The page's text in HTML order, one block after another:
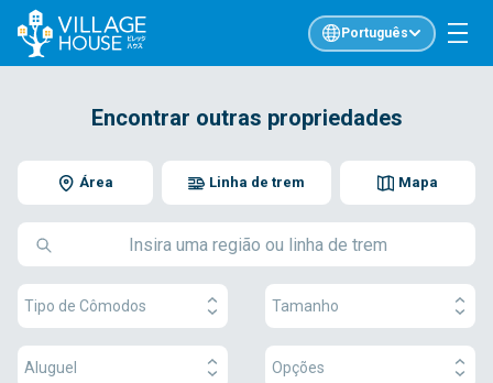
Português
Encontrar outras propriedades
Área Mapa
Linha de trem
Tipo de Cômodos Tamanho
Aluguel Opções